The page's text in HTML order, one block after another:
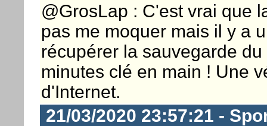
@GrosLap : C'est vrai que
pas me moquer mais il y a
récupérer la sauvegarde
minutes clé en main ! Une
d'Internet.
21/03/2020 23:57:21 -